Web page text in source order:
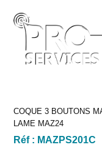
COQUE 3 BOUTONS
LAME MAZ24
Réf : MAZPS201C